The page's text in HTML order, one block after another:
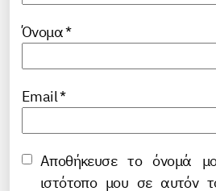
Όνομα*
Email*
Αποθήκευσε το όνομά
ιστότοπο μου σε αυτόν